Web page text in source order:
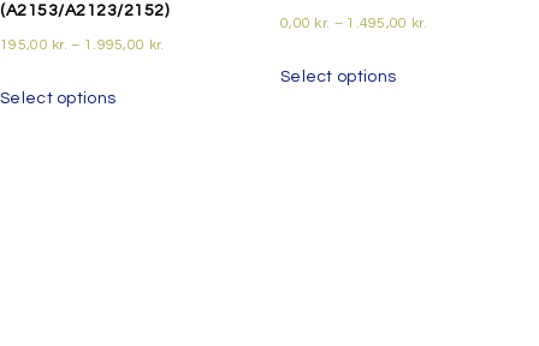
(A2153/A2123/2152)
195,00 kr. – 1.995,00 kr.
Select options
0,00 kr. – 1.495,00 kr.
Select options